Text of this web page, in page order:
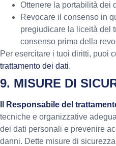
Ottenere la portabilità dei
Revocare il consenso in
pregiudicare la liceità del
consenso prima della
Per esercitare i tuoi diritti, puoi
trattamento dei dati.
9. MISURE DI
Il Responsabile del
tecniche e organizzative
dei dati personali e prevenire
danni. Dette misure di